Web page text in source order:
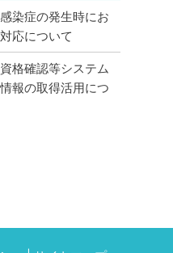
染症の発生時にお
応について
格確認等システム
報の取得活用につ